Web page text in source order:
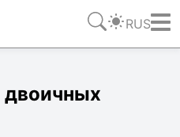
RUS